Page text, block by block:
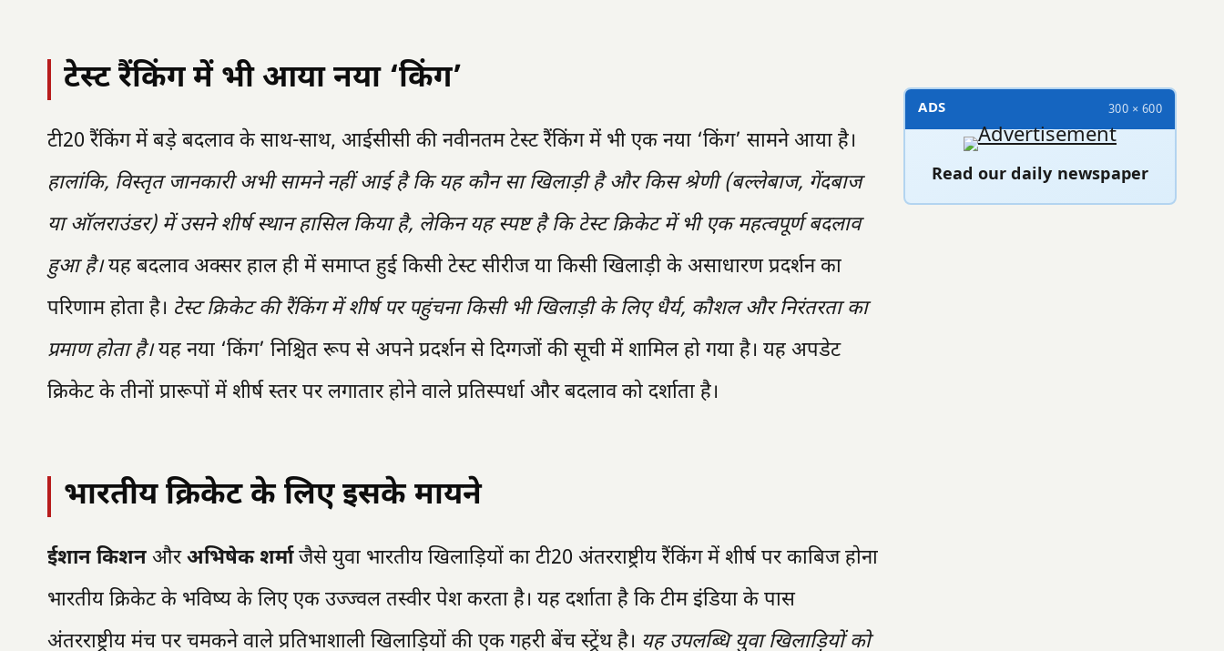
टेस्ट रैंकिंग में भी आया नया ‘किंग’
टी20 रैंकिंग में बड़े बदलाव के साथ-साथ, आईसीसी की नवीनतम टेस्ट रैंकिंग में भी एक नया ‘किंग’ सामने आया है।
हालांकि, विस्तृत जानकारी अभी सामने नहीं आई है कि यह कौन सा खिलाड़ी है और किस श्रेणी (बल्लेबाज, गेंदबाज
या ऑलराउंडर) में उसने शीर्ष स्थान हासिल किया है, लेकिन यह स्पष्ट है कि टेस्ट क्रिकेट में भी एक महत्वपूर्ण बदलाव
हुआ है।यह बदलाव अक्सर हाल ही में समाप्त हुई किसी टेस्ट सीरीज या किसी खिलाड़ी के असाधारण प्रदर्शन का
परिणाम होता है। टेस्ट क्रिकेट की रैंकिंग में शीर्ष पर पहुंचना किसी भी खिलाड़ी के लिए धैर्य, कौशल और निरंतरता का
प्रमाण होता है।यह नया ‘किंग’ निश्चित रूप से अपने प्रदर्शन से दिग्गजों की सूची में शामिल हो गया है। यह अपडेट
क्रिकेट के तीनों प्रारूपों में शीर्ष स्तर पर लगातार होने वाले प्रतिस्पर्धा और बदलाव को दर्शाता है।
भारतीय क्रिकेट के लिए इसके मायने
ईशान किशन औरअभिषेक शर्माजैसे युवा भारतीय खिलाड़ियों का टी20 अंतरराष्ट्रीय रैंकिंग में शीर्ष पर काबिज होना
भारतीय क्रिकेट के भविष्य के लिए एक उज्ज्वल तस्वीर पेश करता है। यह दर्शाता है कि टीम इंडिया के पास
अंतरराष्ट्रीय मंच पर चमकने वाले प्रतिभाशाली खिलाड़ियों की एक गहरी बेंच स्ट्रेंथ है। यह उपलब्धि युवा खिलाड़ियों को
ADS 300 × 600
Read our daily newspaper